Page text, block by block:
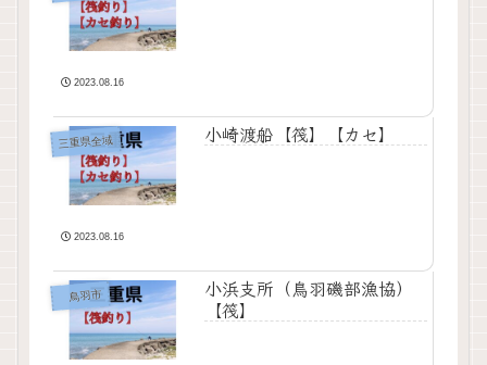
2023.08.16
三重県全域 小崎渡船【筏】【カセ】
2023.08.16
鳥羽市
小浜支所（鳥羽磯部漁協）
【筏】